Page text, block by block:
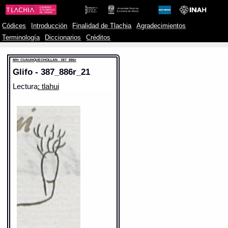
Códices Introducción Finalidad de Tlachia
Agradecimientos
Terminología
Diccionarios Créditos
MH: CUAUHQUECHOLLAN - 387_886r
Glifo - 387_886r_21
Lectura: tlahui